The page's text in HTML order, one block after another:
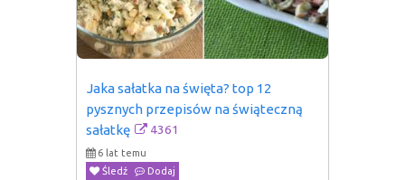
Jaka sałatka na święta? top 12
pysznych przepisów na świąteczną
sałatkę
4361
6 lat temu
Śledź
Dodaj